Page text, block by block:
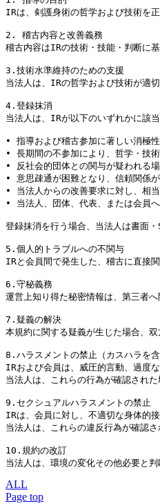
IRは、剣護身術の哲学および技術を
2. 稽古内容と改善義務
稽古内容はIRの技術・技能・判断に
3.技術水準維持のための支援
当法人は、IRの哲学および技術が適
4.登録抹消
当法人は、IRが以下のいずれかに該
• 指導および稽古参加に著しい消極
• 長期間の不参加により、哲学・技
• 反社会的団体との関与が疑われる
• 意思疎通が困難となり、信頼関係
• 当法人からの改善要求に対し、相
• 当法人、団体、代表、または会員
登録抹消を行う場合、当法人は書面
5.個人的トラブルへの不関与
IRと会員間で発生した、稽古に直接
6.守秘義務
運営上知り得た秘密情報は、第三者へ
7.疑義の解決
本規約に関する疑義が生じた場合、
8.ハラスメントの禁止（カスハラを含
IRおよび会員は、威圧的言動、過度
当法人は、これらの行為が確認され
9.セクシュアルハラスメントの禁止
IRは、会員に対し、不適切な身体的
当法人は、これらの違反行為が確認
10.規約の改訂
当法人は、環境の変化その他必要と
ALL
Page top